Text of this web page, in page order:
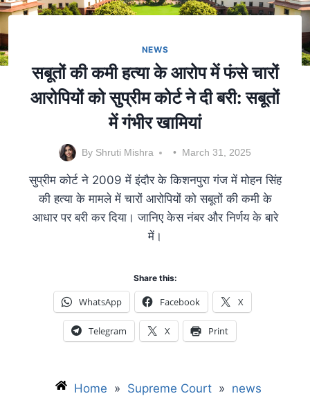
NEWS
सबूतों की कमी हत्या के आरोप में फंसे चारों
आरोपियों को सुप्रीम कोर्ट ने दी बरी: सबूतों
में गंभीर खामियां
By Shruti Mishra March 31, 2025
सुप्रीम कोर्ट ने 2009 में इंदौर के किशनपुरा गंज में मोहन सिंह
की हत्या के मामले में चारों आरोपियों को सबूतों की कमी के
आधार पर बरी कर दिया। जानिए केस नंबर और निर्णय के बारे
में।
Share this:
WhatsApp Facebook X
Telegram X Print
Home » Supreme Court » news